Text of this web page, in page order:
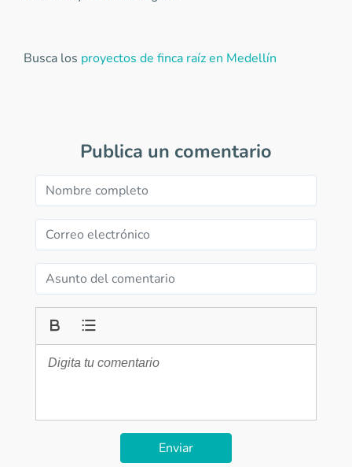
Busca los proyectos de finca raíz en Medellín
Publica un comentario
Enviar